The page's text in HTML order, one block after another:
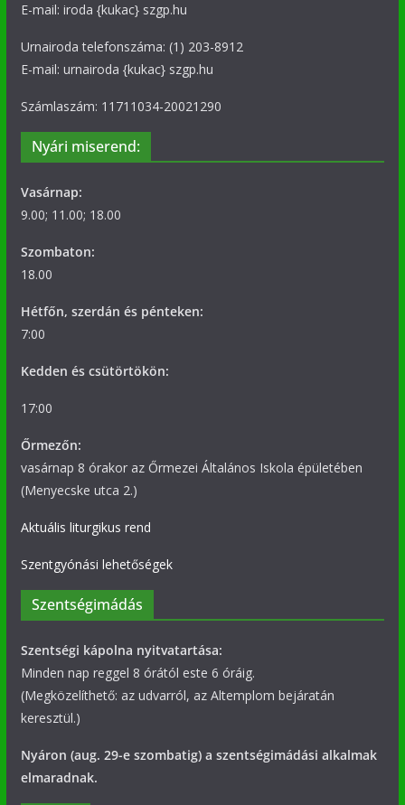
E-mail: iroda {kukac} szgp.hu
Urnairoda telefonszáma: (1) 203-8912
E-mail: urnairoda {kukac} szgp.hu
Számlaszám: 11711034-20021290
Nyári miserend:
Vasárnap:
9.00; 11.00; 18.00
Szombaton:
18.00
Hétfőn, szerdán és pénteken:
7:00
Kedden és csütörtökön:
17:00
Őrmezőn:
vasárnap 8 órakor az Őrmezei Általános Iskola épületében
(Menyecske utca 2.)
Aktuális liturgikus rend
Szentgyónási lehetőségek
Szentségimádás
Szentségi kápolna nyitvatartása:
Minden nap reggel 8 órától este 6 óráig.
(Megközelíthető: az udvarról, az Altemplom bejáratán
keresztül.)
Nyáron (aug. 29-e szombatig) a szentségimádási alkalmak
elmaradnak.